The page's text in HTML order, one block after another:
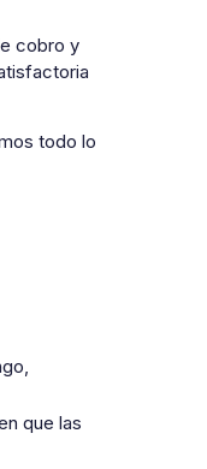
cobro y
todo lo
que las